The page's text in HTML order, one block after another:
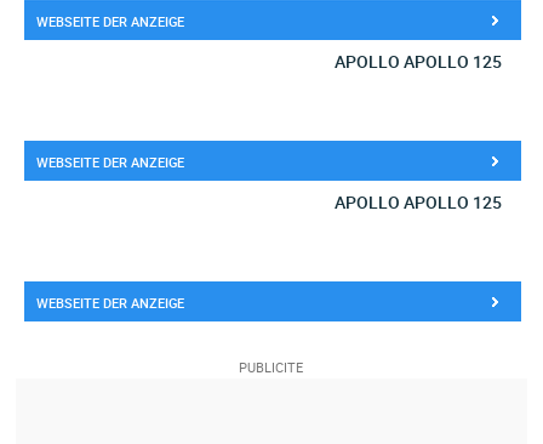
WEBSEITE DER ANZEIGE
APOLLO APOLLO 125
WEBSEITE DER ANZEIGE
APOLLO APOLLO 125
WEBSEITE DER ANZEIGE